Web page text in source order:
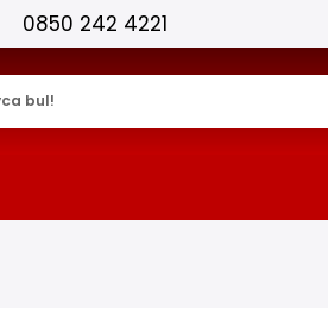
25.000+ AKTİF ÜRÜN !